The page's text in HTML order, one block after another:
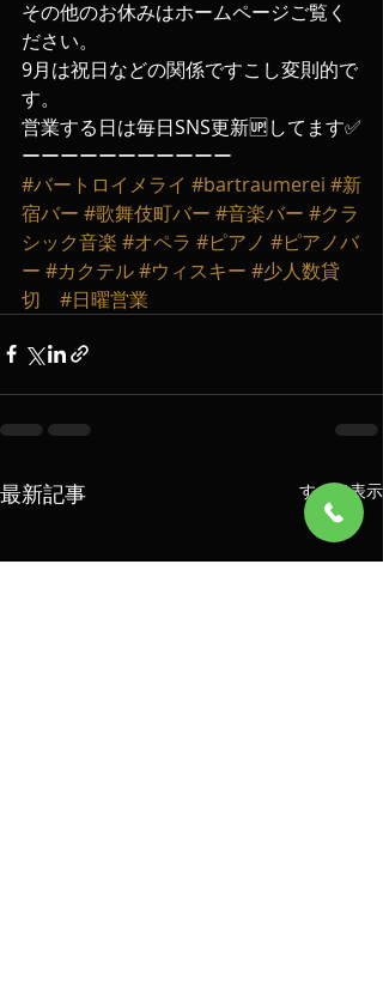
その他のお休みはホームページご覧く
ださい。
9月は祝日などの関係ですこし変則的で
す。
営業する日は毎日SNS更新🆙してます✅
ーーーーーーーーーーー
#バートロイメライ #bartraumerei #新
宿バー #歌舞伎町バー #音楽バー #クラ
シック音楽 #オペラ #ピアノ #ピアノバ
ー #カクテル#ウィスキー #少人数貸
切
#日曜営業
最新記事 すべて表示